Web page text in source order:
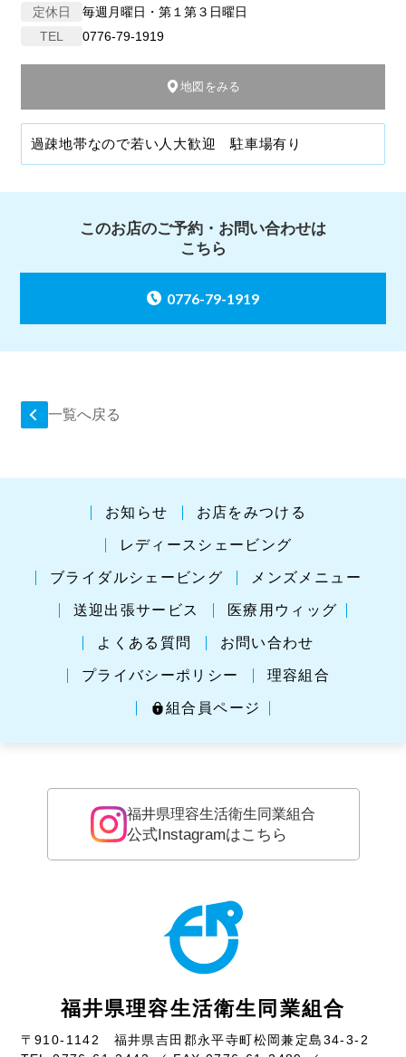
定休日
毎週月曜日・第１第３日曜日
TEL
0776-79-1919
地図をみる
過疎地帯なので若い人大歓迎 駐車場有り
このお店のご予約・お問い合わせは
こちら
0776-79-1919
一覧へ戻る
お知らせ お店をみつける
レディースシェービング
ブライダルシェービング メンズメニュー
送迎出張サービス 医療用ウィッグ
よくある質問 お問い合わせ
プライバシーポリシー 理容組合
組合員ページ
福井県理容生活衛生同業組合
〒910-1142 福井県吉田郡永平寺町松岡兼定島34-3-2
福井県理容生活衛生同業組合
公式Instagramはこちら